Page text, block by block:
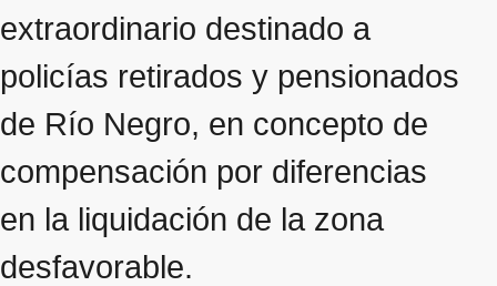
extraordinario destinado a
policías retirados y pensionados
de Río Negro, en concepto de
compensación por diferencias
en la liquidación de la zona
desfavorable.